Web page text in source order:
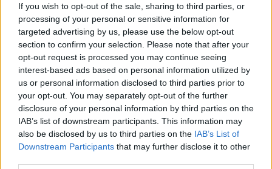
If you wish to opt-out of the sale, sharing to third parties, or
processing of your personal or sensitive information for
targeted advertising by us, please use the below opt-out
section to confirm your selection. Please note that after your
opt-out request is processed you may continue seeing
interest-based ads based on personal information utilized by
us or personal information disclosed to third parties prior to
your opt-out. You may separately opt-out of the further
disclosure of your personal information by third parties on the
IAB’s list of downstream participants. This information may
also be disclosed by us to third parties on the IAB’s List of
Downstream Participants that may further disclose it to other
blockchain, conclui-se que seu potencial para apreciação
de valor à medida que a adoção cresce é alto. Com tal
potencial, não é surpreendente que tenha apresentado um
desempenho excepcionalmente bom durante todo o ano de
2021. No acumulado do ano, o Vechain subiu 1313%.
No futuro, os analistas também têm algumas expectativas
muito boas para essa criptografia. Eles estão projetando
que até 2023, esta criptografia poderia ser negociado a $
0,44. Isso representa um aumento de 182% em relação ao